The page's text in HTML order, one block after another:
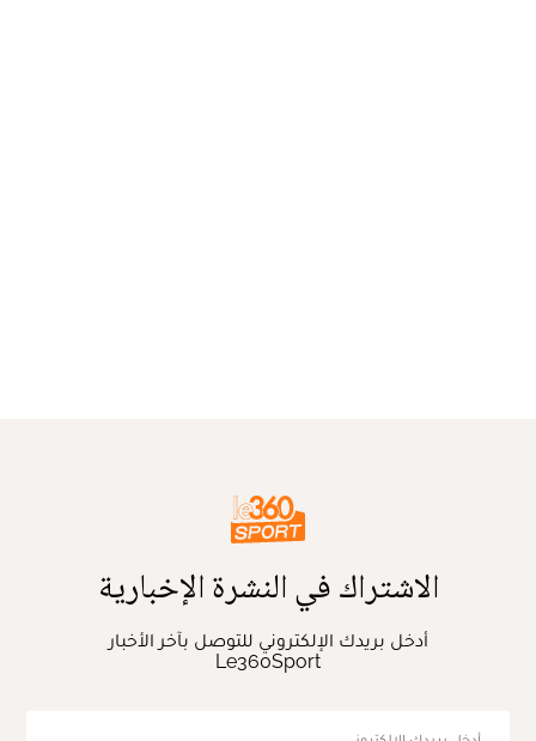
الاشتراك في النشرة الإخبارية
أدخل بريدك الإلكتروني للتوصل بآخر الأخبار
Le360Sport